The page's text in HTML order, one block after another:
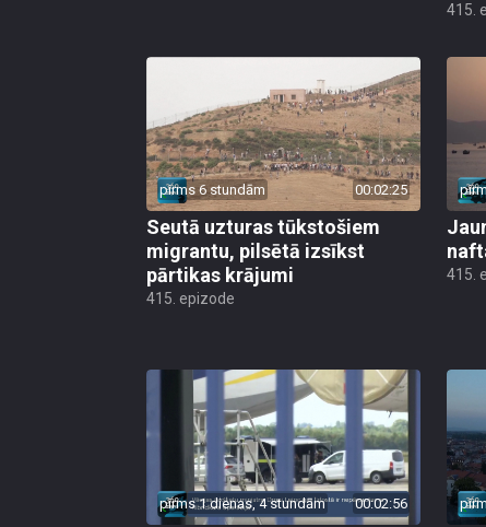
415.
pirms 6 stundām 00:02:25
Seutā uzturas tūkstošiem
migrantu, pilsētā izsīkst
pārtikas krājumi
415. epizode
415.
pirms 1 dienas, 4 stundām 00:02:56